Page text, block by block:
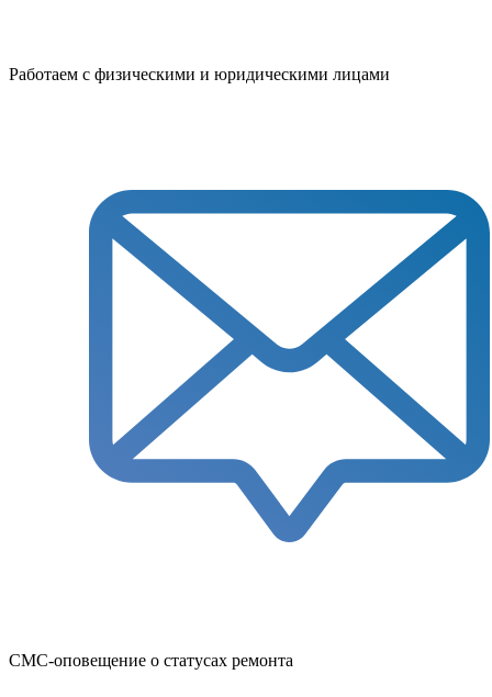
Работаем с физическими и юридическими лицами
СМС-оповещение о статусах ремонта